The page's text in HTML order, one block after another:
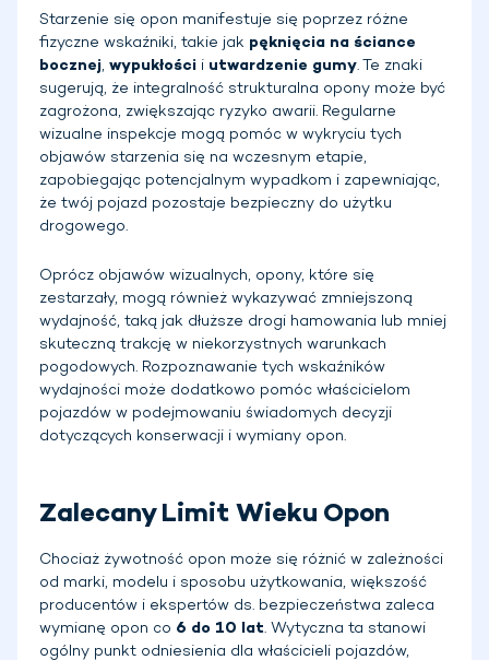
Starzenie się opon manifestuje się poprzez różne
fizyczne wskaźniki, takie jak pęknięcia na ściance
bocznej, wypukłości i utwardzenie gumy. Te znaki
sugerują, że integralność strukturalna opony może być
zagrożona, zwiększając ryzyko awarii. Regularne
wizualne inspekcje mogą pomóc w wykryciu tych
objawów starzenia się na wczesnym etapie,
zapobiegając potencjalnym wypadkom i zapewniając,
że twój pojazd pozostaje bezpieczny do użytku
drogowego.
Oprócz objawów wizualnych, opony, które się
zestarzały, mogą również wykazywać zmniejszoną
wydajność, taką jak dłuższe drogi hamowania lub mniej
skuteczną trakcję w niekorzystnych warunkach
pogodowych. Rozpoznawanie tych wskaźników
wydajności może dodatkowo pomóc właścicielom
pojazdów w podejmowaniu świadomych decyzji
dotyczących konserwacji i wymiany opon.
Zalecany Limit Wieku Opon
Chociaż żywotność opon może się różnić w zależności
od marki, modelu i sposobu użytkowania, większość
producentów i ekspertów ds. bezpieczeństwa zaleca
wymianę opon co 6 do 10 lat. Wytyczna ta stanowi
ogólny punkt odniesienia dla właścicieli pojazdów,